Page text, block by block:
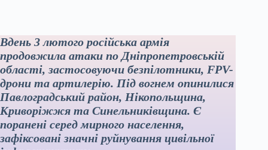
Вдень 3 лютого російська армія
продовжила атаки по Дніпропетровській
області, застосовуючи безпілотники, FPV-
дрони та артилерію. Під вогнем опинилися
Павлоградський район, Нікопольщина,
Криворіжжя та Синельниківщина. Є
поранені серед мирного населення,
зафіксовані значні руйнування цивільної